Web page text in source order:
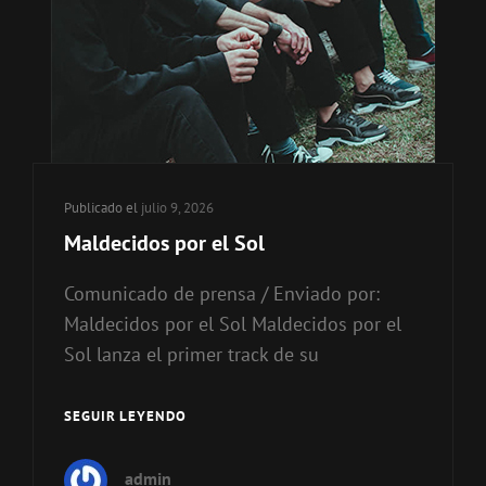
Publicado el julio 9, 2026
Maldecidos por el Sol
Comunicado de prensa / Enviado por:
Maldecidos por el Sol Maldecidos por el
Sol lanza el primer track de su
SEGUIR LEYENDO
admin